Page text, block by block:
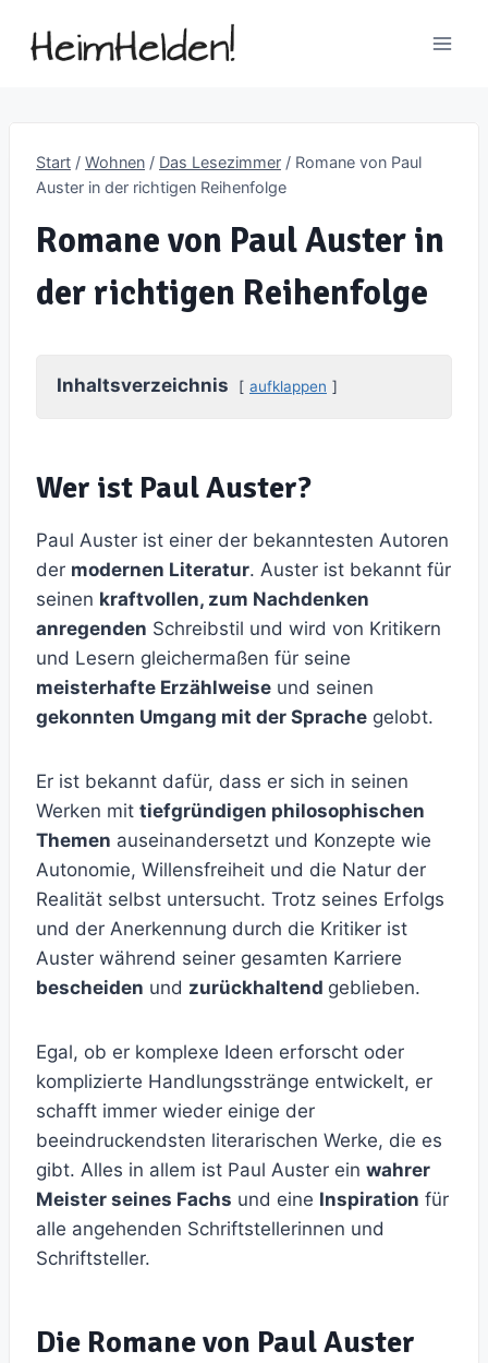
Inhalt
Start / Wohnen / Das Lesezimmer / Romane von Paul
Auster in der richtigen Reihenfolge
Romane von Paul Auster in
der richtigen Reihenfolge
Inhaltsverzeichnis aufklappen
Wer ist Paul Auster?
Paul Auster ist einer der bekanntesten Autoren
der modernen Literatur. Auster ist bekannt für
seinen kraftvollen, zum Nachdenken
anregenden Schreibstil und wird von Kritikern
und Lesern gleichermaßen für seine
meisterhafte Erzählweise und seinen
gekonnten Umgang mit der Sprache gelobt.
Er ist bekannt dafür, dass er sich in seinen
Werken mit tiefgründigen philosophischen
Themen auseinandersetzt und Konzepte wie
Autonomie, Willensfreiheit und die Natur der
Realität selbst untersucht. Trotz seines Erfolgs
und der Anerkennung durch die Kritiker ist
Auster während seiner gesamten Karriere
bescheiden und zurückhaltend geblieben.
Egal, ob er komplexe Ideen erforscht oder
komplizierte Handlungsstränge entwickelt, er
schafft immer wieder einige der
beeindruckendsten literarischen Werke, die es
gibt. Alles in allem ist Paul Auster ein wahrer
Meister seines Fachs und eine Inspiration für
alle angehenden Schriftstellerinnen und
Schriftsteller.
Die Romane von Paul Auster